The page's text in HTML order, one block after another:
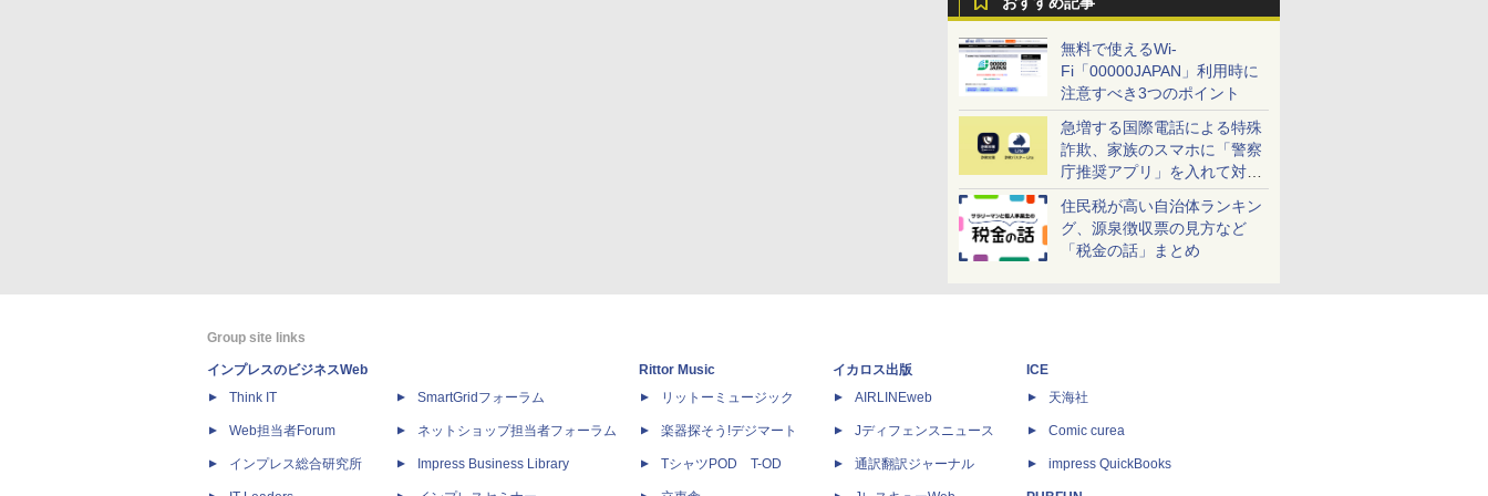
無料で使えるWi-
Fi「00000JAPAN」利用時に
注意すべき3つのポイント
急増する国際電話による特殊
詐欺、家族のスマホに「警察
庁推奨アプリ」を入れて対策
しよう！
住民税が高い自治体ランキン
グ、源泉徴収票の見方など
「税金の話」まとめ
Group site links
インプレスのビジネスWeb
Think IT
Web担当者Forum
インプレス総合研究所
SmartGridフォーラム
ネットショップ担当者フォーラム
Impress Business Library
Rittor Music
リットーミュージック
楽器探そう!デジマート
TシャツPOD T-OD
イカロス出版
AIRLINEweb
Jディフェンスニュース
通訳翻訳ジャーナル
ICE
天海社
Comic curea
impress QuickBooks